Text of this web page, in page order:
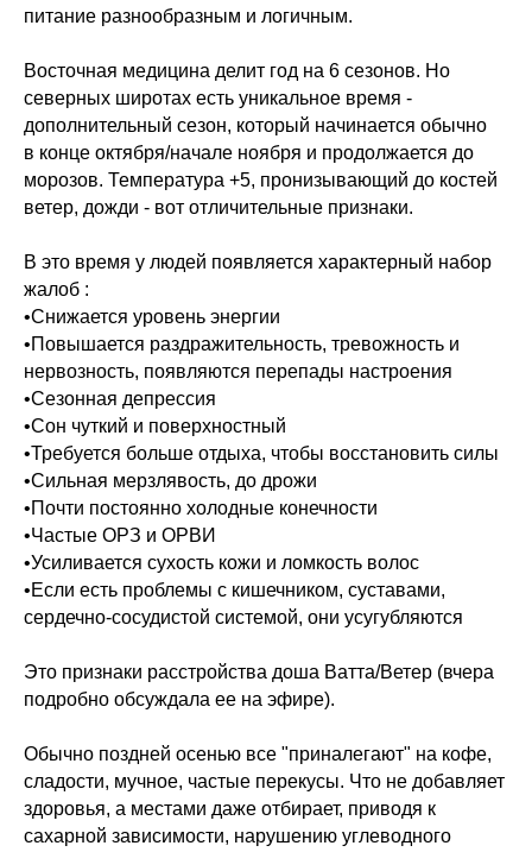
питание разнообразным и логичным.
Восточная медицина делит год на 6 сезонов. Но
северных широтах есть уникальное время -
дополнительный сезон, который начинается обычно
в конце октября/начале ноября и продолжается до
морозов. Температура +5, пронизывающий до костей
ветер, дожди - вот отличительные признаки.
В это время у людей появляется характерный набор
жалоб :
•Снижается уровень энергии
•Повышается раздражительность, тревожность и
нервозность, появляются перепады настроения
•Сезонная депрессия
•Сон чуткий и поверхностный
•Требуется больше отдыха, чтобы восстановить силы
•Сильная мерзлявость, до дрожи
•Почти постоянно холодные конечности
•Частые ОРЗ и ОРВИ
•Усиливается сухость кожи и ломкость волос
•Если есть проблемы с кишечником, суставами,
сердечно-сосудистой системой, они усугубляются
Это признаки расстройства доша Ватта/Ветер (вчера
подробно обсуждала ее на эфире).
Обычно поздней осенью все "приналегают" на кофе,
сладости, мучное, частые перекусы. Что не добавляет
здоровья, а местами даже отбирает, приводя к
сахарной зависимости, нарушению углеводного